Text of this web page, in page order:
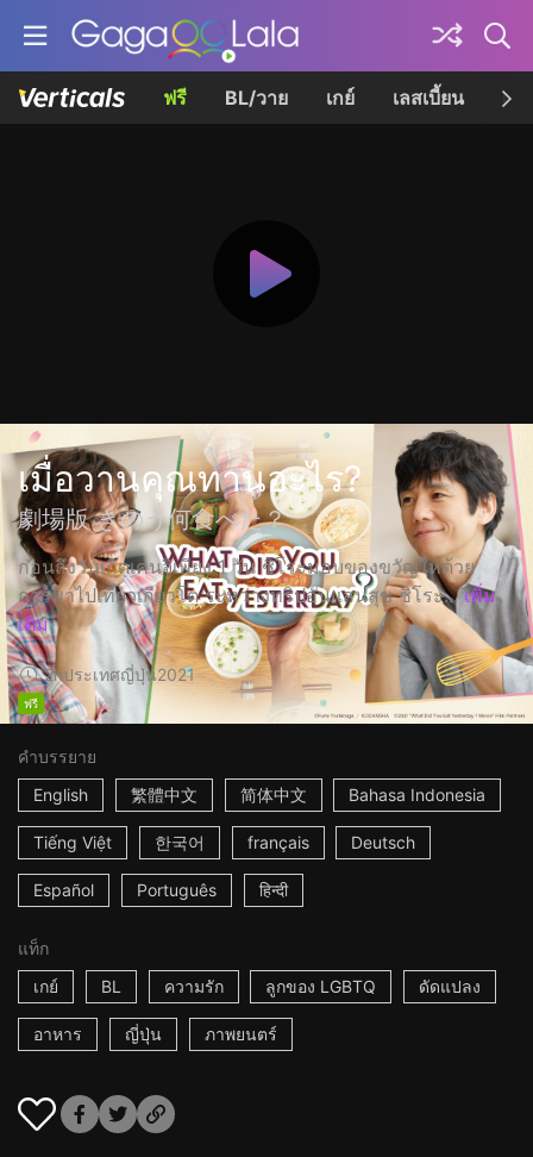
ฟรี BL/วาย เกย์ เลสเบี้ยน เค
เมื่อวานคุณทานอะไร?
劇場版 きのう何食べた？
ก่อนถึงวันเกิดเคนจิเพียง 1 วัน ชิโระมอบของขวัญให้ด้วย
การพาไปเที่ยวเกียวโต ระหว่างทริปอันแสนสุข ชิโระ... เพิ่ม
เติม
2hประเทศญี่ปุ่น2021
ฟรี
คำบรรยาย
English
繁體中文 简体中文 Bahasa Indonesia
Tiếng Việt 한국어 français Deutsch
Español Português हिन्दी
แท็ก
เกย์
BL ความรัก ลูกของ LGBTQ ดัดแปลง
อาหาร ญี่ปุ่น ภาพยนตร์